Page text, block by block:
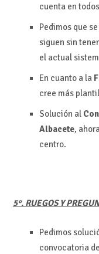
cuenta en
Pedimos que
siguen sin
el actual
En cuanto a la
cree más
Solución al
Albacete,
centro.
5°. RUEGOS Y
Pedimos
convocatoria